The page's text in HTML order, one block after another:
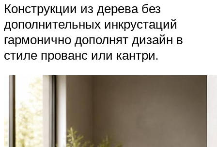
Конструкции из дерева без
дополнительных инкрустаций
гармонично дополнят дизайн в
стиле прованс или кантри.